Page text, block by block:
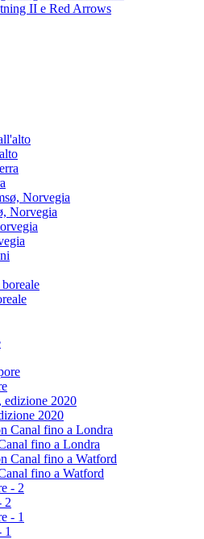
II e Red Arrows
Norvegia
2020
fino a Londra
fino a Watford
2
1